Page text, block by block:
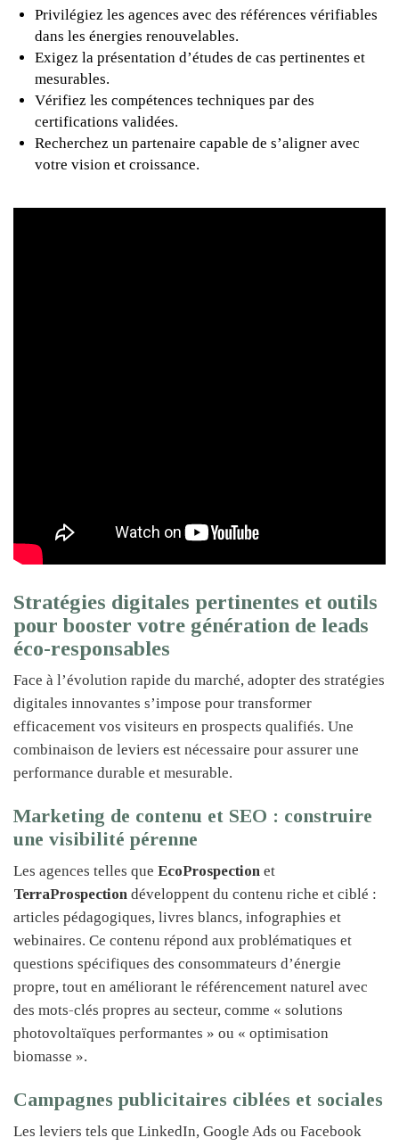
Privilégiez les agences avec des références vérifiables
dans les énergies renouvelables.
Exigez la présentation d’études de cas pertinentes et
mesurables.
Vérifiez les compétences techniques par des
certifications validées.
Recherchez un partenaire capable de s’aligner avec
votre vision et croissance.
Stratégies digitales pertinentes et outils
pour booster votre génération de leads
éco-responsables
Face à l’évolution rapide du marché, adopter des stratégies
digitales innovantes s’impose pour transformer
efficacement vos visiteurs en prospects qualifiés. Une
combinaison de leviers est nécessaire pour assurer une
performance durable et mesurable.
Marketing de contenu et SEO : construire
une visibilité pérenne
Les agences telles que EcoProspection et
TerraProspection développent du contenu riche et ciblé :
articles pédagogiques, livres blancs, infographies et
webinaires. Ce contenu répond aux problématiques et
questions spécifiques des consommateurs d’énergie
propre, tout en améliorant le référencement naturel avec
des mots-clés propres au secteur, comme « solutions
photovoltaïques performantes » ou « optimisation
biomasse ».
Campagnes publicitaires ciblées et sociales
Les leviers tels que LinkedIn, Google Ads ou Facebook